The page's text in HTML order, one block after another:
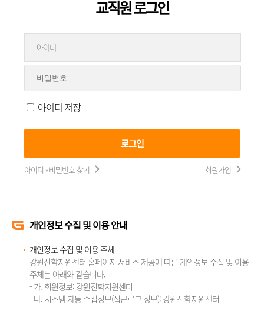
교직원 로그인
아이디 저장
로그인
아이디 비밀번호 찾기 회원가입
개인정보 수집 및 이용 안내
개인정보 수집 및 이용 주체
강원진학지원센터 홈페이지 서비스 제공에 따른 개인정보 수집 및 이용
주체는 아래와 같습니다.
- 가. 회원정보: 강원진학지원센터
- 나. 시스템 자동 수집정보(접근로그 정보): 강원진학지원센터